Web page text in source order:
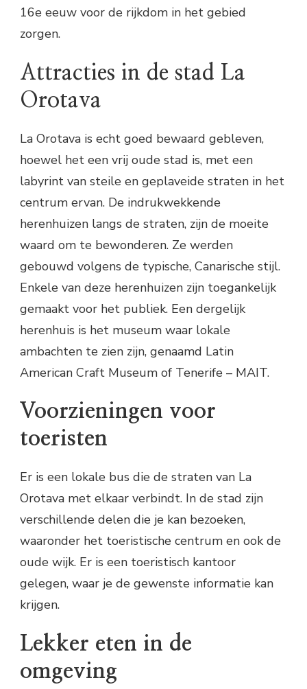
16e eeuw voor de rijkdom in het gebied
zorgen.
Attracties in de stad La
Orotava
La Orotava is echt goed bewaard gebleven,
hoewel het een vrij oude stad is, met een
labyrint van steile en geplaveide straten in het
centrum ervan. De indrukwekkende
herenhuizen langs de straten, zijn de moeite
waard om te bewonderen. Ze werden
gebouwd volgens de typische, Canarische stijl.
Enkele van deze herenhuizen zijn toegankelijk
gemaakt voor het publiek. Een dergelijk
herenhuis is het museum waar lokale
ambachten te zien zijn, genaamd Latin
American Craft Museum of Tenerife – MAIT.
Voorzieningen voor
toeristen
Er is een lokale bus die de straten van La
Orotava met elkaar verbindt. In de stad zijn
verschillende delen die je kan bezoeken,
waaronder het toeristische centrum en ook de
oude wijk. Er is een toeristisch kantoor
gelegen, waar je de gewenste informatie kan
krijgen.
Lekker eten in de
omgeving